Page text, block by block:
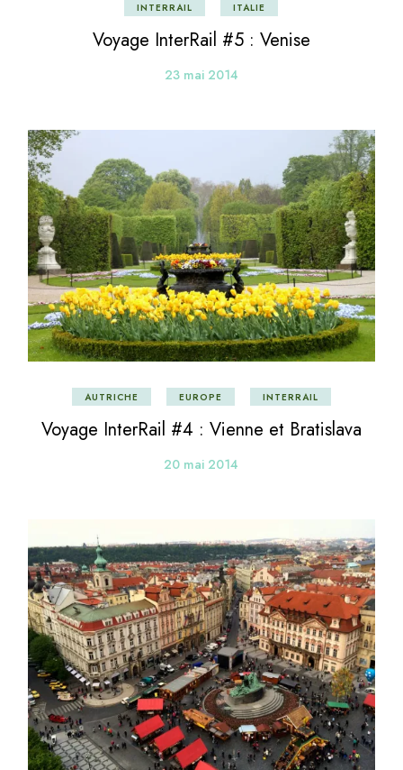
INTERRAIL ITALIE
Voyage InterRail #5 : Venise
23 mai 2014
AUTRICHE EUROPE INTERRAIL
Voyage InterRail #4 : Vienne et Bratislava
20 mai 2014